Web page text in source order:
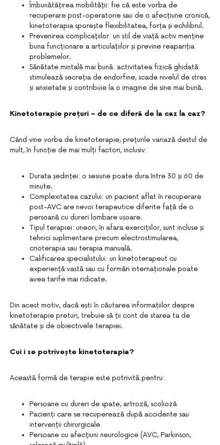
Îmbunătățirea mobilității: fie că este vorba de
recuperare post-operatorie sau de o afecțiune cronică,
kinetoterapia sporește flexibilitatea, forța și echilibrul.
Prevenirea complicațiilor: un stil de viață activ menține
buna funcționare a articulațiilor și previne reapariția
problemelor.
Sănătate mintală mai bună: activitatea fizică ghidată
stimulează secreția de endorfine, scade nivelul de stres
și anxietate și contribuie la o imagine de sine mai bună.
Kinetoterapie prețuri – de ce diferă de la caz la caz?
Când vine vorba de kinetoterapie, prețurile variază destul de
mult, în funcție de mai mulți factori, inclusiv:
Durata ședinței: o sesiune poate dura între 30 și 60 de
minute.
Complexitatea cazului: un pacient aflat în recuperare
post-AVC are nevoi terapeutice diferite față de o
persoană cu dureri lombare ușoare.
Tipul terapiei: uneori, în afara exercițiilor, sunt incluse și
tehnici suplimentare precum electrostimularea,
crioterapia sau terapia manuală.
Calificarea specialistului: un kinetoterapeut cu
experiență vastă sau cu formări internaționale poate
avea tarife mai ridicate.
Din acest motiv, dacă ești în căutarea informațiilor despre
kinetoterapie preturi, trebuie să ții cont de starea ta de
sănătate și de obiectivele terapiei.
Cui i se potrivește kinetoterapia?
Această formă de terapie este potrivită pentru:
Persoane cu dureri de spate, artroză, scolioză
Pacienți care se recuperează după accidente sau
intervenții chirurgicale
Persoane cu afecțiuni neurologice (AVC, Parkinson,